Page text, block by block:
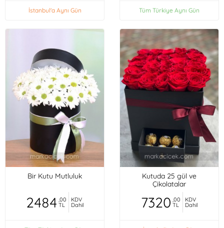
İstanbul'a Aynı Gün Tüm Türkiye Aynı Gün
Bir Kutu Mutluluk
2484 ,00
TL
KDV
Dahil
Kutuda 25 gül ve
Çikolatalar
7320 ,00
TL
KDV
Dahil